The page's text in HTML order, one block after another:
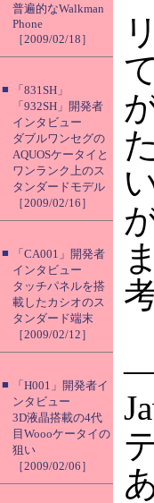
普遍的なWalkman
Phone
［2009/02/18］
■
「831SH」
「932SH」開発者
インタビュー
ダブルワンセグの
AQUOSケータイと
ワンランク上のス
タンダードモデル
［2009/02/16］
■
「CA001」開発者
インタビュー
タッチパネルを搭
載したカシオのス
タンダード端末
［2009/02/12］
■
「H001」開発者イ
ンタビュー
3D液晶搭載の4代
目Woooケータイの
狙い
［2009/02/06］